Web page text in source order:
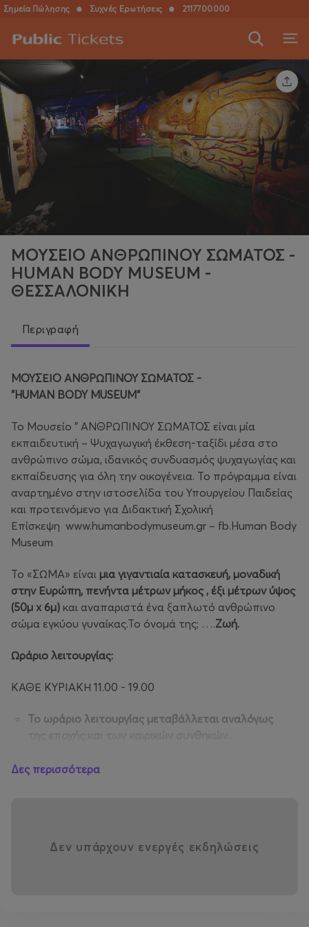
Σημεία Πώλησης ● Συχνές Ερωτήσεις ● 2117700000
ΜΟΥΣΕΙΟ ΑΝΘΡΩΠΙΝΟΥ ΣΩΜΑΤΟΣ -
HUMAN BODY MUSEUM -
ΘΕΣΣΑΛΟΝΙΚΗ
Περιγραφή
ΜΟΥΣΕΙΟ ΑΝΘΡΩΠΙΝΟΥ ΣΩΜΑΤΟΣ -
"HUMAN BODY MUSEUM"
Το Μουσείο ” ΑΝΘΡΩΠΙΝΟΥ ΣΩΜΑΤΟΣ είναι μία
εκπαιδευτική – Ψυχαγωγική έκθεση-ταξίδι μέσα στο
ανθρώπινο σώμα, ιδανικός συνδυασμός ψυχαγωγίας και
εκπαίδευσης για όλη την οικογένεια. Το πρόγραμμα είναι
αναρτημένο στην ιστοσελίδα του Υπουργείου Παιδείας
και προτεινόμενο για Διδακτική Σχολική
Επίσκεψη www.humanbodymuseum.gr – fb.Human Body
Museum
Το «ΣΩΜΑ» είναι μια γιγαντιαία κατασκευή, μοναδική
στην Ευρώπη, πενήντα μέτρων μήκος , έξι μέτρων ύψος
(50μ x 6μ) και αναπαριστά ένα ξαπλωτό ανθρώπινο
σώμα εγκύου γυναίκας.Το όνομά της; ….Ζωή.
Ωράριο λειτουργίας:
ΚΑΘΕ ΚΥΡΙΑΚΗ 11.00 - 19.00
Το ωράριο λειτουργίας μεταβάλλεται αναλόγως
εισόδου- για το «Σώμα».
Δες περισσότερα
Δεν υπάρχουν ενεργές εκδηλώσεις